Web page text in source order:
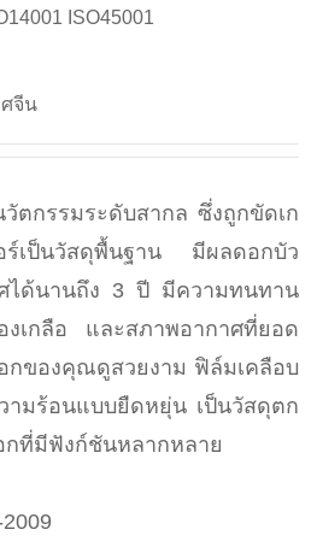
ISO45001
ศจีน
ตกรรมระดับสากล ซึ่งถูกขัดเก
อร์เป็นวัสดุพื้นฐาน มีผลดอกบัว
ได้นานถึง 3 ปี มีความทนทาน
เกลือ และสภาพอากาศที่ยอด
กของคุณดูสวยงาม ฟิล์มเคลือบ
ามร้อนแบบยืดหยุ่น เป็นวัสดุตก
ที่มีฟังก์ชันหลากหลาย